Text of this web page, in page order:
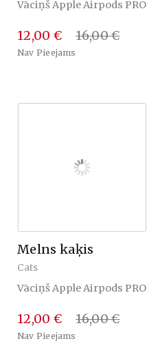
Vāciņš Apple Airpods PRO
12,00 € 16,00 €
Nav Pieejams
Melns kaķis
Cats
Vāciņš Apple Airpods PRO
12,00 € 16,00 €
Nav Pieejams